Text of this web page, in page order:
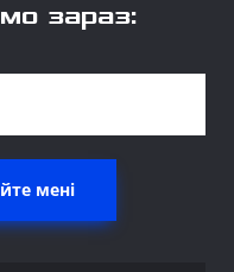
зараз:
мені